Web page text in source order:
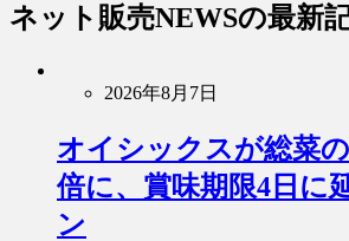
ネット販売NEWSの最新
2026年8月7日
オイシックスが総菜
倍に、賞味期限4日に
ン